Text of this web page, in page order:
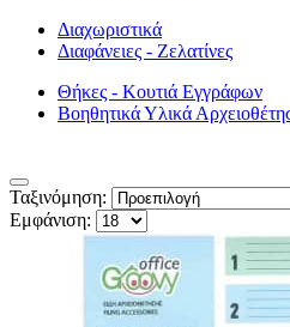
Διαχωριστικά
Διαφάνειες - Ζελατίνες
Θήκες - Κουτιά Εγγράφων
Βοηθητικά Υλικά
Ταξινόμηση:
Εμφάνιση: